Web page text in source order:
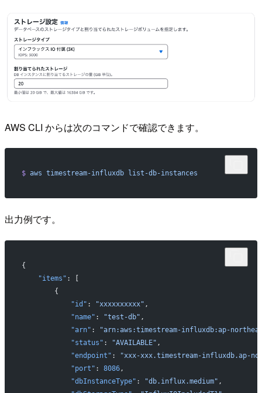
AWS CLI からは次のコマンドで確認できます。
$ aws timestream-influxdb list-db-instances
出力例です。
{
    "items"
: [
        {
            "id"
: "xxxxxxxxxx" ,
            "name"
: "test-db" ,
            "arn"
:
"arn:aws:timestream-influxdb:ap-northeast-
            "status"
: "AVAILABLE" ,
            "endpoint"
:
"xxx-xxx.timestream-influxdb.ap-
            "port"
: 8086,
            "dbInstanceType"
: "db.influx.medium" ,